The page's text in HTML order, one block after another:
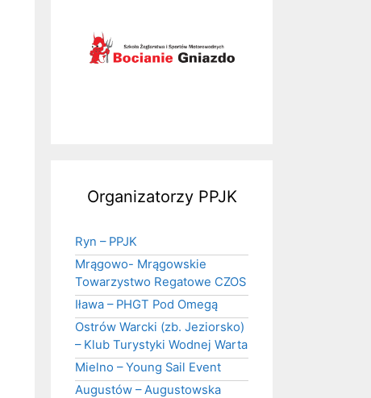
Organizatorzy PPJK
Ryn – PPJK
Mrągowo- Mrągowskie
Towarzystwo Regatowe CZOS
Iława – PHGT Pod Omegą
Ostrów Warcki (zb. Jeziorsko)
– Klub Turystyki Wodnej Warta
Mielno – Young Sail Event
Augustów – Augustowska